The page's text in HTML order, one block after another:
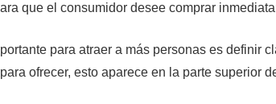
que el consumidor desee comprar
para atraer a más personas es definir
ofrecer, esto aparece en la parte superior